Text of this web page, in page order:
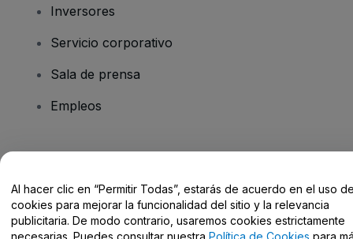
Inversores
Servicio corporativo
Sala de prensa
Empleos
Centro de Ayuda / Contacto
Al hacer clic en “Permitir Todas”, estarás de acuerdo en el uso
cookies para mejorar la funcionalidad del sitio y la relevancia
publicitaria. De modo contrario, usaremos cookies estrictamente
necesarias. Puedes consultar nuestra Política de Cookies para